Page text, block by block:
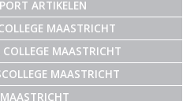
ARTIKELEN
MAASTRICHT
MAASTRICHT
MAASTRICHT